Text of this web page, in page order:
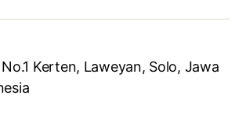
Kerten, Laweyan, Solo, Jawa